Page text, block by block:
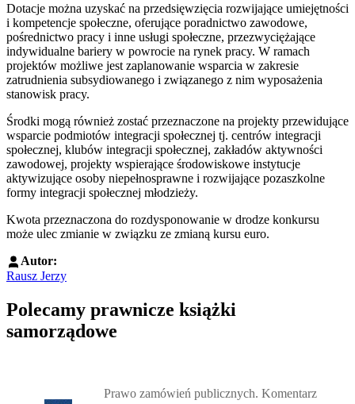
Dotacje można uzyskać na przedsięwzięcia rozwijające umiejętności
i kompetencje społeczne, oferujące poradnictwo zawodowe,
pośrednictwo pracy i inne usługi społeczne, przezwyciężające
indywidualne bariery w powrocie na rynek pracy. W ramach
projektów możliwe jest zaplanowanie wsparcia w zakresie
zatrudnienia subsydiowanego i związanego z nim wyposażenia
stanowisk pracy.
Środki mogą również zostać przeznaczone na projekty przewidujące
wsparcie podmiotów integracji społecznej tj. centrów integracji
społecznej, klubów integracji społecznej, zakładów aktywności
zawodowej, projekty wspierające środowiskowe instytucje
aktywizujące osoby niepełnosprawne i rozwijające pozaszkolne
formy integracji społecznej młodzieży.
Kwota przeznaczona do rozdysponowanie w drodze konkursu
może ulec zmianie w związku ze zmianą kursu euro.
Autor:
Rausz Jerzy
Polecamy prawnicze książki
samorządowe
Prawo zamówień publicznych. Komentarz